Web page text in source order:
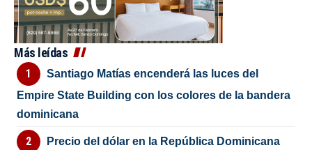
Más leídas
Santiago Matías encenderá las luces del
Empire State Building con los colores de la bandera
dominicana
Precio del dólar en la República Dominicana